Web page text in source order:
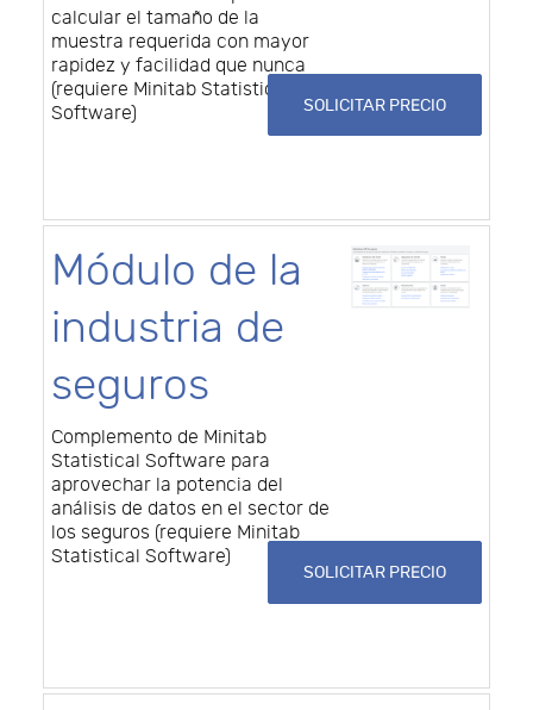
calcular el tamaño de la
muestra requerida con mayor
rapidez y facilidad que nunca
(requiere Minitab Statistical
Software)
SOLICITAR PRECIO
Módulo de la
industria de
seguros
Complemento de Minitab
Statistical Software para
aprovechar la potencia del
análisis de datos en el sector de
los seguros (requiere Minitab
Statistical Software)
SOLICITAR PRECIO